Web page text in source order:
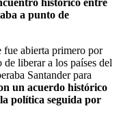
a punto de
fue abierta primero por
liberar a los países del
Santander para
un acuerdo histórico
política seguida por